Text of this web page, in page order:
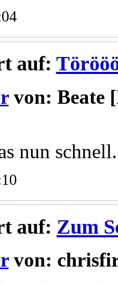
auf:
von: Beate
nun schnell.
auf: Zum
von: